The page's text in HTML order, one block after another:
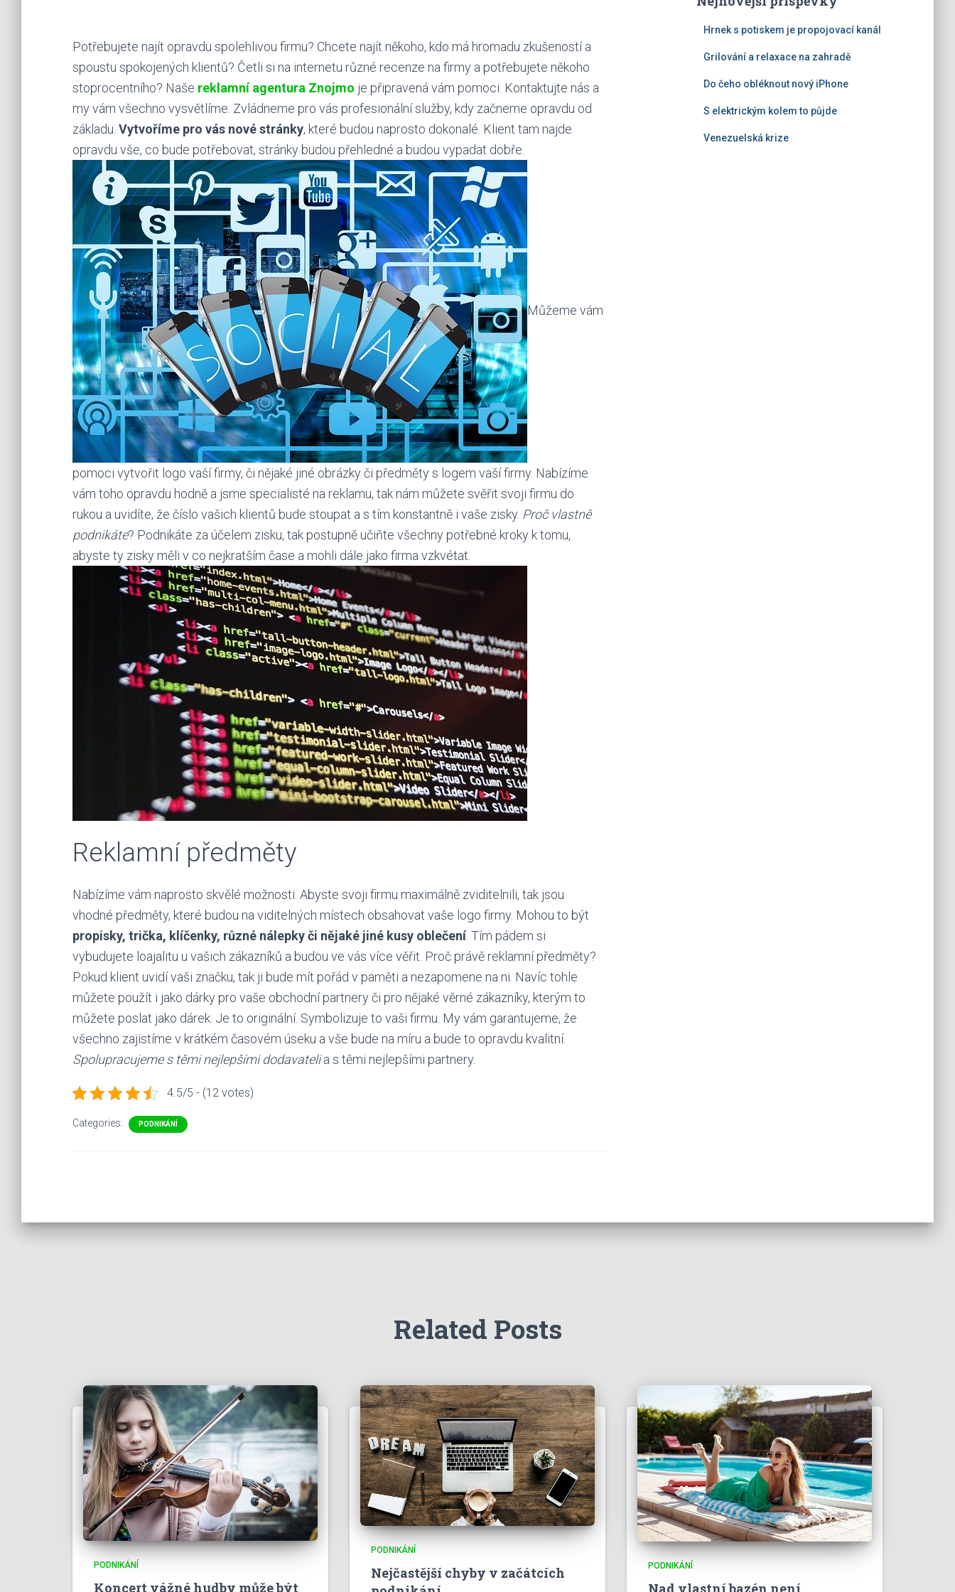
Potřebujete najít opravdu spolehlivou firmu? Chcete najít někoho, kdo má hromadu zkušeností a
spoustu spokojených klientů? Četli si na internetu různé recenze na firmy a potřebujete někoho
stoprocentního? Naše reklamní agentura Znojmo je připravená vám pomoci. Kontaktujte nás a
my vám všechno vysvětlíme. Zvládneme pro vás profesionální služby, kdy začneme opravdu od
základu. Vytvoříme pro vás nové stránky, které budou naprosto dokonalé. Klient tam najde
opravdu vše, co bude potřebovat, stránky budou přehledné a budou vypadat dobře.
Můžeme vám
pomoci vytvořit logo vaší firmy, či nějaké jiné obrázky či předměty s logem vaší firmy. Nabízíme
vám toho opravdu hodně a jsme specialisté na reklamu, tak nám můžete svěřit svoji firmu do
rukou a uvidíte, že číslo vašich klientů bude stoupat a s tím konstantně i vaše zisky. Proč vlastně
podnikáte? Podnikáte za účelem zisku, tak postupně učiňte všechny potřebné kroky k tomu,
abyste ty zisky měli v co nejkratším čase a mohli dále jako firma vzkvétat.
Reklamní předměty
Nabízíme vám naprosto skvělé možnosti. Abyste svoji firmu maximálně zviditelnili, tak jsou
vhodné předměty, které budou na viditelných místech obsahovat vaše logo firmy. Mohou to být
propisky, trička, klíčenky, různé nálepky či nějaké jiné kusy oblečení. Tím pádem si
vybudujete loajalitu u vašich zákazníků a budou ve vás více věřit. Proč právě reklamní předměty?
Pokud klient uvidí vaši značku, tak ji bude mít pořád v paměti a nezapomene na ni. Navíc tohle
můžete použít i jako dárky pro vaše obchodní partnery či pro nějaké věrné zákazníky, kterým to
můžete poslat jako dárek. Je to originální. Symbolizuje to vaši firmu. My vám garantujeme, že
všechno zajistíme v krátkém časovém úseku a vše bude na míru a bude to opravdu kvalitní.
Spolupracujeme s těmi nejlepšími dodavatelia s těmi nejlepšími partnery.
4.5/5 - (12 votes)
Categories: PODNIKÁNÍ
Hrnek s potiskem je propojovací kanál
Grilování a relaxace na zahradě
Do čeho obléknout nový iPhone
S elektrickým kolem to půjde
Venezuelská krize
Related Posts
PODNIKÁNÍ
Koncert vážné hudby může být
PODNIKÁNÍ
Nejčastější chyby v začátcích
PODNIKÁNÍ
Nad vlastní bazén není